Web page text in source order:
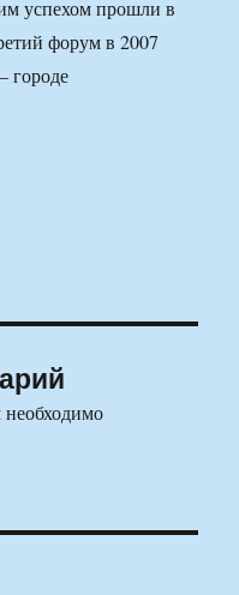
успехом прошли в
форум в 2007
городе